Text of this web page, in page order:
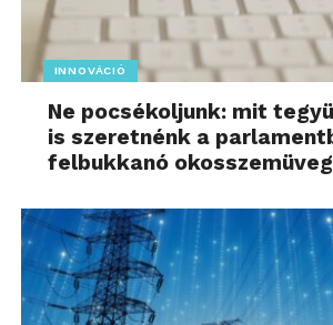
INNOVÁCIÓ
Ne pocsékoljunk: mit
is szeretnénk a
felbukkanó